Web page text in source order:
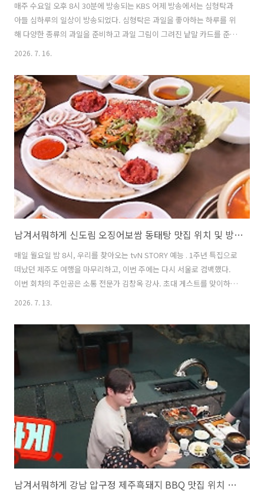
매주 수요일 오후 8시 30분에 방송되는 KBS 어제 방송에서는 심형탁과
아들 심하루의 일상이 방송되었다. 심형탁은 과일을 좋아하는 하루를 위
해 다양한 종류의 과일을 준비하고 과일 그림이 그려진 낱말 카드를 준비
해 단어 공부를 함께 시키려는 노력이 그려졌으나, 결국에는 과일 먹방으
을 끈 것은 바로 심형탁과 심하루가 방문한 철판요리전문점이었다. 화려
한 철판요리 쇼가 펼쳐지는 가운데, 무서울 법한 불쇼도 태연하게 즐기며
랍스터, 스테이크 먹방을 즐기는 하루의 모습에 저절로 웃음이 지어졌다.
이번 글에서는 이번 슈퍼맨이 돌아왔다 심형탁 심하루 편에서 이들 부자
가 랍스터와 스테이크 등 철판요리를 즐겼던 맛집에 대해 자세히 알아본
다. 1..
2026. 7. 16.
남겨서뭐하게 신도림 오징어보쌈 동태탕 맛집 위치 및 방문팁 feat. 김창옥
매일 월요일 밤 8시, 우리를 찾아오는 tvN STORY 예능 . 1주년 특집으로
떠났던 제주도 여행을 마무리하고, 이번 주에는 다시 서울로 컴백했다.
이번 회차의 주인공은 소통 전문가 김창옥 강사. 초대 게스트를 맞이하기
위해 이영자와 박세리가 팔을 걷어붙였다. 콘셉트는 바로 '강연 한 상'.
수 있는 맛집을 소개하였다. 이번 글에서는 남겨서뭐하게에서 이영자 박
세리가 김창옥 강사를 위해 준비한 김치명인의 오징어보쌈과 동태탕 맛
집에 대해 자세히 알아본다. 1. 남겨서뭐하게 신도림 오징어보쌈 동태탕
맛집은 어디?남겨서뭐하게 방송에서 이영자와 박세리가 초대 게스트인
김창옥을 위해 준비한 오징어보쌈 동태탕 맛집은 신도림에서 유명한 맛..
2026. 7. 13.
남겨서뭐하게 강남 압구정 제주흑돼지 BBQ 맛집 위치 및 방문팁 feat. 김창옥 박서진